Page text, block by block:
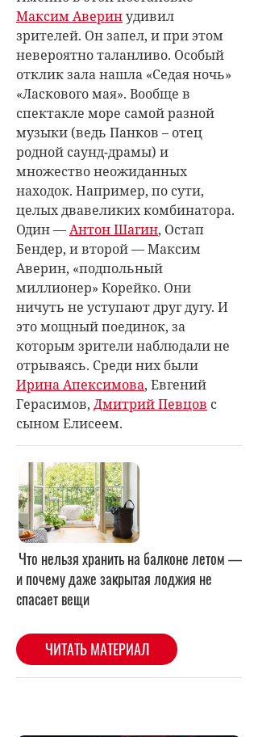
Максим Аверинудивил
зрителей. Он запел, и при этом
невероятно таланливо. Особый
отклик зала нашла «Седая ночь»
«Ласкового мая». Вообще в
спектакле море самой разной
музыки (ведь Панков – отец
родной саунд-драмы) и
множество неожиданных
находок. Например, по сути,
целых двавеликих комбинатора.
Один —Антон Шагин, Остап
Бендер, и второй — Максим
Аверин, «подпольный
миллионер» Корейко. Они
ничуть не уступают друг дугу. И
это мощный поединок, за
которым зрители наблюдали не
отрываясь. Среди них были
Ирина Апексимова, Евгений
Герасимов, Дмитрий Певцов с
сыном Елисеем.